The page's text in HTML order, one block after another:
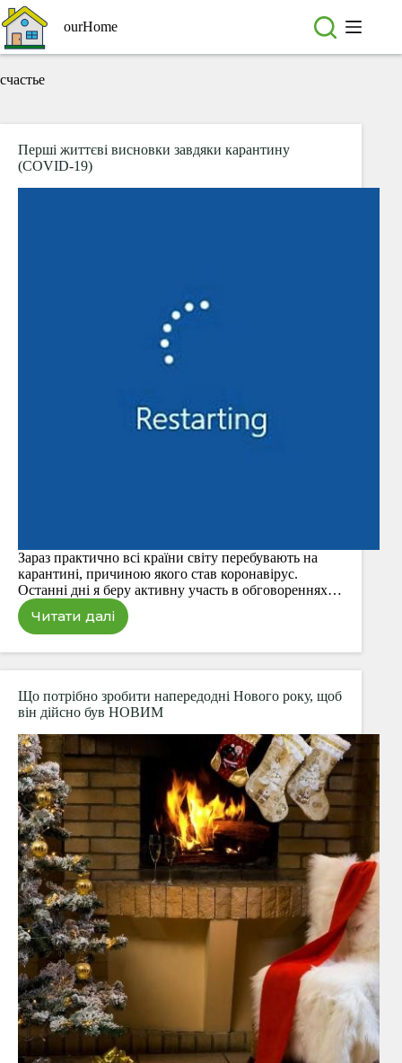
Перейти
до
вмісту
ourHome
счастье
Перші життєві висновки завдяки карантину
(COVID-19)
Зараз практично всі країни світу перебувають на
карантині, причиною якого став коронавірус.
Останні дні я беру активну участь в обговореннях…
Читати далі
Перші
висновки
завдяки
карантину
(COVID-
Що потрібно зробити напередодні Нового року, щоб
він дійсно був НОВИМ